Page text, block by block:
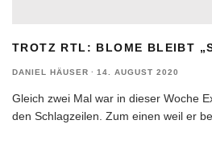
TROTZ RTL: BLOME BLEIBT
DANIEL HÄUSER · 14. AUGUST 2020
Gleich zwei Mal war in dieser Woche
den Schlagzeilen. Zum einen weil er